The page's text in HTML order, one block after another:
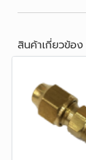
สินค้าเกี่ยวข้อง